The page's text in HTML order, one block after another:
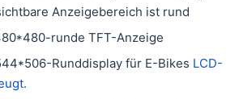
Anzeigebereich ist rund
runde TFT-Anzeige
Runddisplay für E-Bikes LCD-